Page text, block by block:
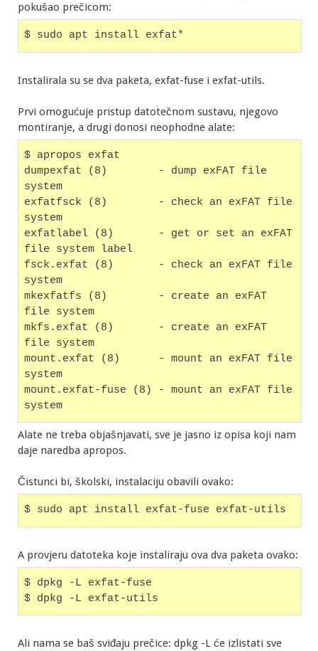
pokušao prečicom:
$ sudo apt install exfat*
Instalirala su se dva paketa, exfat-fuse i exfat-utils.
Prvi omogućuje pristup datotečnom sustavu, njegovo
montiranje, a drugi donosi neophodne alate:
$ apropos exfat
dumpexfat (8)        - dump exFAT file
system
exfatfsck (8)        - check an exFAT file
system
exfatlabel (8)       - get or set an exFAT
file system label
fsck.exfat (8)       - check an exFAT file
system
mkexfatfs (8)        - create an exFAT
file system
mkfs.exfat (8)       - create an exFAT
file system
mount.exfat (8)      - mount an exFAT file
system
mount.exfat-fuse (8) - mount an exFAT file
system
Alate ne treba objašnjavati, sve je jasno iz opisa koji nam
daje naredba apropos.
Čistunci bi, školski, instalaciju obavili ovako:
$ sudo apt install exfat-fuse exfat-utils
A provjeru datoteka koje instaliraju ova dva paketa ovako:
$ dpkg -L exfat-fuse
$ dpkg -L exfat-utils
Ali nama se baš sviđaju prečice: dpkg -L će izlistati sve